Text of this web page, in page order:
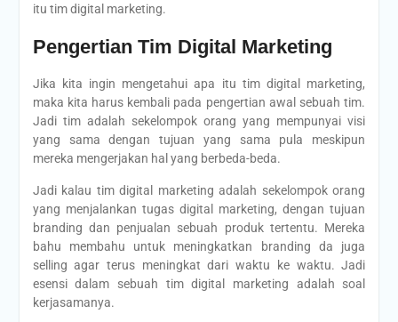
itu tim digital marketing.
Pengertian Tim Digital Marketing
Jika kita ingin mengetahui apa itu tim digital marketing,
maka kita harus kembali pada pengertian awal sebuah tim.
Jadi tim adalah sekelompok orang yang mempunyai visi
yang sama dengan tujuan yang sama pula meskipun
mereka mengerjakan hal yang berbeda-beda.
Jadi kalau tim digital marketing adalah sekelompok orang
yang menjalankan tugas digital marketing, dengan tujuan
branding dan penjualan sebuah produk tertentu. Mereka
bahu membahu untuk meningkatkan branding da juga
selling agar terus meningkat dari waktu ke waktu. Jadi
esensi dalam sebuah tim digital marketing adalah soal
kerjasamanya.